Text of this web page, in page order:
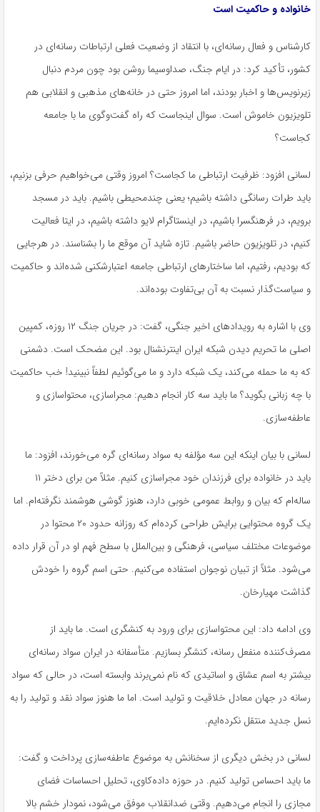
خانواده و حاکمیت است
کارشناس و فعال رسانه‌ای، با انتقاد از وضعیت فعلی ارتباطات رسانه‌ای در
کشور، تأکید کرد: در ایام جنگ، صداوسیما روشن بود چون مردم دنبال
زیرنویس‌ها و اخبار بودند، اما امروز حتی در خانه‌های مذهبی و انقلابی هم
تلویزیون خاموش است. سوال اینجاست که راه گفت‌وگوی ما با جامعه
کجاست؟
لسانی افزود: ظرفیت ارتباطی ما کجاست؟ امروز وقتی می‌خواهیم حرفی بزنیم،
باید طرات رسانگی داشته باشیم؛ یعنی چندمحیطی باشیم. باید در مسجد
برویم، در فرهنگسرا باشیم، در اینستاگرام لایو داشته باشیم، در ایتا فعالیت
کنیم، در تلویزیون حاضر باشیم. تازه شاید آن موقع ما را بشناسند. در هرجایی
که بودیم، رفتیم، اما ساختارهای ارتباطی جامعه اعتبارشکنی شده‌اند و حاکمیت
و سیاست‌گذار نسبت به آن بی‌تفاوت بوده‌اند.
وی با اشاره به رویدادهای اخیر جنگی، گفت: در جریان جنگ ۱۲ روزه، کمپین
اصلی ما تحریم دیدن شبکه ایران اینترنشنال بود. این مضحک است. دشمنی
که به ما حمله می‌کند، یک شبکه دارد و ما می‌گوئیم لطفاً نبینید! خب حاکمیت
با چه زبانی بگوید؟ ما باید سه کار انجام دهیم: مجراسازی، محتواسازی و
عاطفه‌سازی.
لسانی با بیان اینکه این سه مؤلفه به سواد رسانه‌ای گره می‌خورند، افزود: ما
باید در خانواده برای فرزندان خود مجراسازی
کنیم. مثلاً من برای دختر ۱۱
ساله‌ام که بیان و روابط عمومی خوبی دارد، هنوز گوشی هوشمند نگرفته‌ام. اما
یک گروه محتوایی برایش طراحی کرده‌ام که روزانه حدود ۲۰ محتوا در
موضوعات مختلف سیاسی، فرهنگی و بین‌الملل با سطح فهم او در آن قرار داده
می‌شود. مثلاً از تبیان نوجوان استفاده می‌کنیم. حتی اسم گروه را خودش
گذاشت مهیارخان.
وی ادامه داد: این محتواسازی برای ورود به کنشگری است. ما باید از
مصرف‌کننده منفعل رسانه، کنشگر بسازیم. متأسفانه در ایران سواد رسانه‌ای
بیشتر به اسم عشاق و اساتیدی که نام نمی‌برند وابسته است، در حالی که سواد
رسانه در جهان معادل خلاقیت و تولید است. اما ما هنوز سواد نقد و تولید را به
نسل جدید منتقل نکرده‌ایم.
لسانی در بخش دیگری از سخنانش به موضوع عاطفه‌سازی پرداخت و گفت:
ما باید احساس تولید کنیم. در حوزه داده‌کاوی، تحلیل احساسات فضای
مجازی را انجام می‌دهیم. وقتی ضدانقلاب موفق می‌شود، نمودار خشم بالا